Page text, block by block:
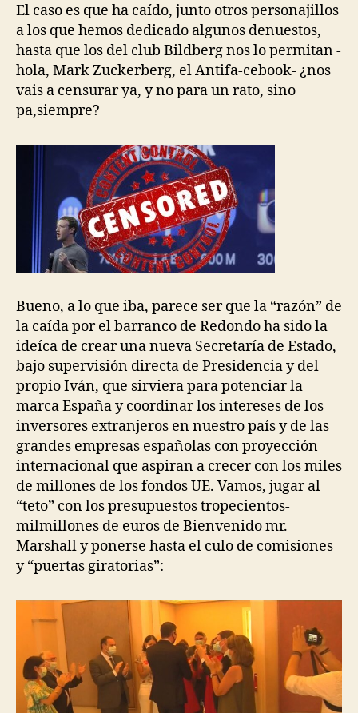
El caso es que ha caído, junto otros personajillos
a los que hemos dedicado algunos denuestos,
hasta que los del club Bildberg nos lo permitan -
hola, Mark Zuckerberg, el Antifa-cebook- ¿nos
vais a censurar ya, y no para un rato, sino
pa,siempre?
Bueno, a lo que iba, parece ser que la “razón” de
la caída por el barranco de Redondo ha sido la
ideíca de crear una nueva Secretaría de Estado,
bajo supervisión directa de Presidencia y del
propio Iván, que sirviera para potenciar la
marca España y coordinar los intereses de los
inversores extranjeros en nuestro país y de las
grandes empresas españolas con proyección
internacional que aspiran a crecer con los miles
de millones de los fondos UE. Vamos, jugar al
“teto” con los presupuestos tropecientos-
milmillones de euros de Bienvenido mr.
Marshall y ponerse hasta el culo de comisiones
y “puertas giratorias”: